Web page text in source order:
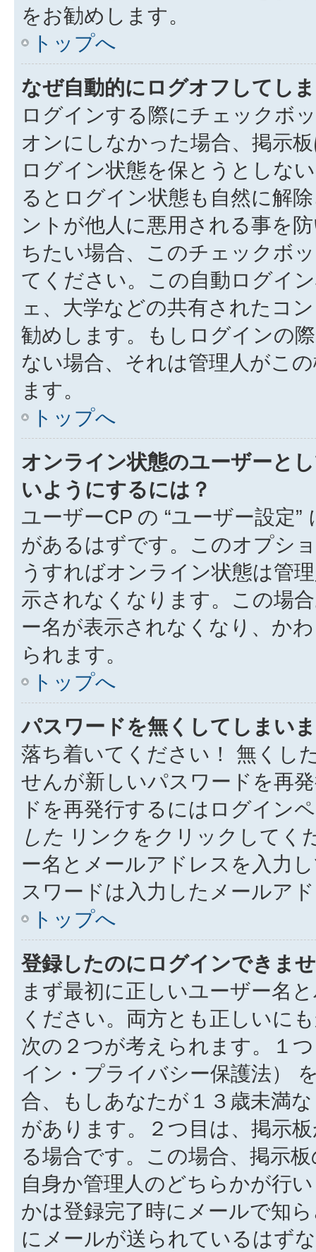
をお勧めします。
トップへ
なぜ自動的にログオフしてし
ログインする際にチェックボ
オンにしなかった場合、掲示
ログイン状態を保とうとしな
るとログイン状態も自然に解
ントが他人に悪用される事を
ちたい場合、このチェックボ
てください。この自動ログイ
ェ、大学などの共有されたコ
勧めします。もしログインの
ない場合、それは管理人がこ
ます。
トップへ
オンライン状態のユーザーと
いようにするには？
ユーザーCP の “ユーザー設定
があるはずです。このオプシ
うすればオンライン状態は管
示されなくなります。この場
ー名が表示されなくなり、か
られます。
トップへ
パスワードを無くしてしまい
落ち着いてください！ 無くし
せんが新しいパスワードを再
ドを再発行するにはログイン
した リンクをクリックしてく
ー名とメールアドレスを入力
スワードは入力したメールア
トップへ
登録したのにログインできま
まず最初に正しいユーザー名
ください。両方とも正しいに
次の２つが考えられます。１
イン・プライバシー保護法）
合、もしあなたが１３歳未満
があります。２つ目は、掲示
る場合です。この場合、掲示
自身か管理人のどちらかが行
かは登録完了時にメールで知
にメールが送られているはず